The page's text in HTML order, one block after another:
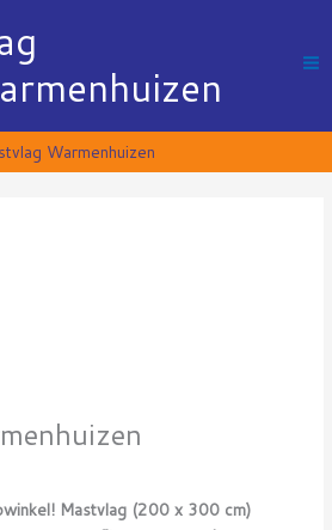
Warmenhuizen
Mastvlag (200 x 300 cm)